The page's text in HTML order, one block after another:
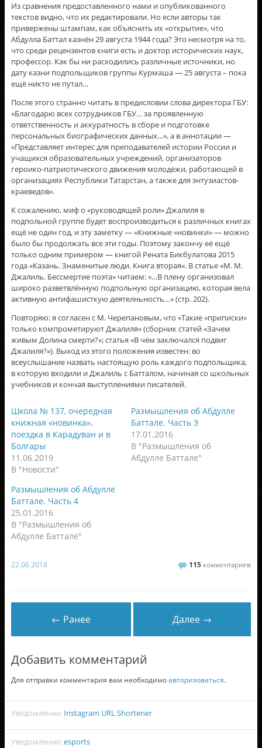
Из сравнения предоставленного нами и опубликованного
текстов видно, что их редактировали. Но если авторы так
привержены штампам, как объяснить их «открытие», что
Абдулла Баттал казнён 29 августа 1944 года? Это несмотря на то,
что среди рецензентов книги есть и доктор исторических наук,
профессор. Как бы ни расходились различные источники, но
дату казни подпольщиков группы Курмаша — 25 августа – пока
ещё никто не путал…
После этого странно читать в предисловии слова директора ГБУ:
«Благодарю всех сотрудников ГБУ… за проявленную
ответственность и аккуратность в сборе и подготовке
персональных биографических данных…», а в аннотации —
«Представляет интерес для преподавателей истории России и
учащихся образовательных учреждений, организаторов
героико-патриотического движения молодёжи, работающей в
организациях Республики Татарстан, а также для энтузиастов-
краеведов».
К сожалению, миф о «руководящей роли» Джалиля в
подпольной группе будет воспроизводиться к различных книгах
ещё не один год, и эту заметку — «Книжные «новинки» — можно
было бы продолжать все эти годы. Поэтому закончу её ещё
только одним примером — книгой Рената Бикбулатова 2015
года «Казань. Знаменитые люди. Книга вторая». В статье «М. М.
Джалиль. Бессмертие поэта» читаем: «…В плену организовал
широко разветвлённую подпольную организацию, которая вела
активную антифашисткую деятелньность…» (стр. 202).
Повторяю: я согласен с М. Черепановым, что «Такие «приписки»
только компрометируют Джалиля» (сборник статей «Зачем
живым Долина смерти?»; статья «В чём заключался подвиг
Джалиля?»). Выход из этого положения известен: во
всеуслышание назвать настоящую роль каждого подпольщика,
в которую входили и Джалиль с Батталом, начиная со школьных
учебников и кончая выступлениями писателей.
Школа № 137, очередная
книжная «новинка»,
поездка в Карадуван и в
Болгары
11.06.2019
В "Новости"
Размышления об Абдулле
Баттале. Часть 3
17.01.2016
В "Размышления об
Абдулле Баттале"
Размышления об Абдулле
Баттале. Часть 4
25.01.2016
В "Размышления об
Абдулле Баттале"
22.06.2018 115 комментариев
← Ранее Далее →
Добавить комментарий
Для отправки комментария вам необходимоавторизоваться.
Уведомление: Instagram URL Shortener
Уведомление:esports